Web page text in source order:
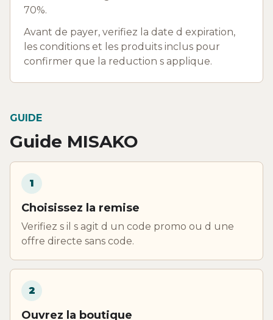
70%.
Avant de payer, verifiez la date d expiration,
les conditions et les produits inclus pour
confirmer que la reduction s applique.
GUIDE
Guide MISAKO
1
Choisissez la remise
Verifiez s il s agit d un code promo ou d une
offre directe sans code.
2
Ouvrez la boutique